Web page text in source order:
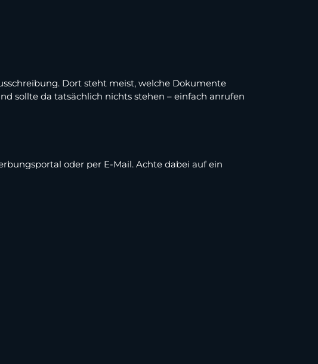
Dort steht meist, welche Dokumente
sollte da tatsächlich nichts stehen – einfach anrufen
oder per E-Mail. Achte dabei auf ein